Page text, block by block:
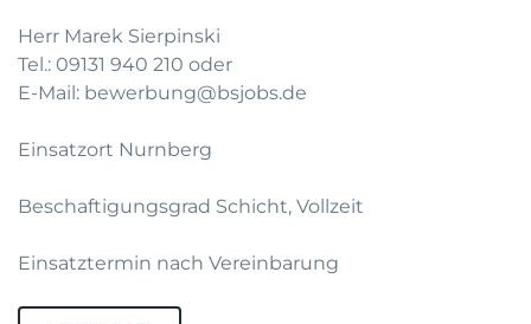
Herr Marek Sierpinski
Tel.: 09131 940 210 oder
E-Mail: bewerbung@bsjobs.de
Einsatzort Nurnberg
Beschaftigungsgrad Schicht, Vollzeit
Einsatztermin nach Vereinbarung